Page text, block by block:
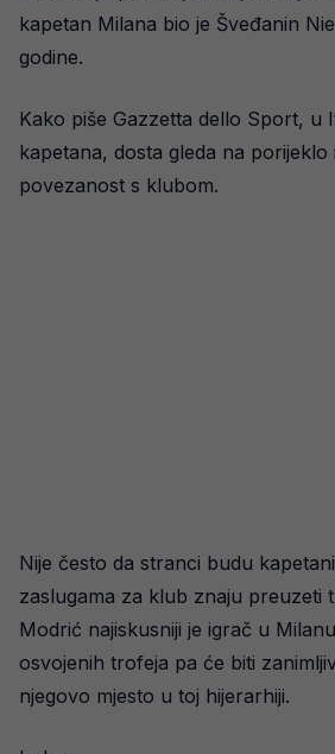
kapetan Milana bio je Šveđanin
godine.
Kako piše Gazzetta dello Sport, u
kapetana, dosta gleda na porijeklo
povezanost s klubom.
Nije često da stranci budu
zaslugama za klub znaju preuzeti
Modrić najiskusniji je igrač u
osvojenih trofeja pa će biti
njegovo mjesto u toj hijerarhiji.